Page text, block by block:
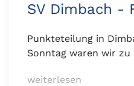
SV Dimbach -
Punkteteilung in
Sonntag waren wir zu
weiterlesen